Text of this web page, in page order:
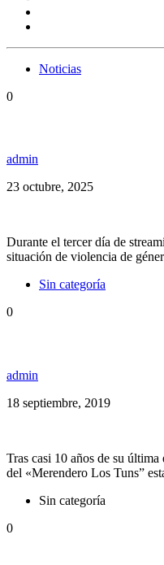
Noticias
0
admin
23 octubre, 2025
Durante el tercer día de
situación de violencia de
Sin categoría
0
admin
18 septiembre, 2019
Tras casi 10 años de su
del «Merendero Los Tuns”
Sin categoría
0